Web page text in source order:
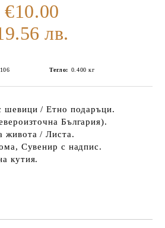
€10.00
лв.
Тегло: 0.400 кг
шевици / Етно подаръци.
България).
живота / Листа.
Сувенир с надпис.
кутия.